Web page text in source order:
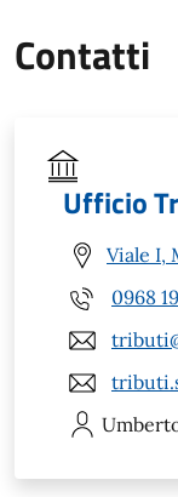
Contatti
Ufficio
Viale I,
0968